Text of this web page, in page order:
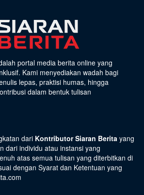
portal media berita online yang
Kami menyediakan wadah bagi
lepas, praktisi humas, hingga
dalam bentuk tulisan
dari Kontributor Siaran Berita yang
dari individu atau instansi yang
atas semua tulisan yang diterbitkan di
dengan Syarat dan Ketentuan yang